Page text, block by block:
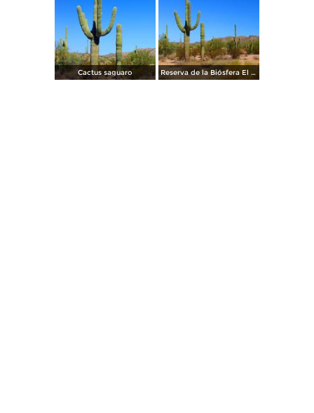
Cactus saguaro Reserva de la Biósfera El Pinacate y Gran Desierto de Altar